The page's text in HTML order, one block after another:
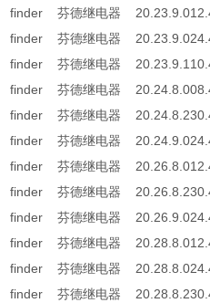
finder 芬德继电器
finder 芬德继电器
finder 芬德继电器
finder 芬德继电器
finder 芬德继电器
finder 芬德继电器
finder 芬德继电器
finder 芬德继电器
finder 芬德继电器
finder 芬德继电器
finder 芬德继电器
finder 芬德继电器